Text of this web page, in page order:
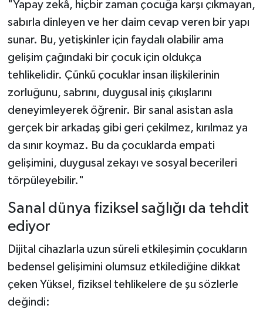
"Yapay zekâ, hiçbir zaman çocuğa karşı çıkmayan,
sabırla dinleyen ve her daim cevap veren bir yapı
sunar. Bu, yetişkinler için faydalı olabilir ama
gelişim çağındaki bir çocuk için oldukça
tehlikelidir. Çünkü çocuklar insan ilişkilerinin
zorluğunu, sabrını, duygusal iniş çıkışlarını
deneyimleyerek öğrenir. Bir sanal asistan asla
gerçek bir arkadaş gibi geri çekilmez, kırılmaz ya
da sınır koymaz. Bu da çocuklarda empati
gelişimini, duygusal zekayı ve sosyal becerileri
törpüleyebilir."
Sanal dünya fiziksel sağlığı da tehdit
ediyor
Dijital cihazlarla uzun süreli etkileşimin çocukların
bedensel gelişimini olumsuz etkilediğine dikkat
çeken Yüksel, fiziksel tehlikelere de şu sözlerle
değindi: